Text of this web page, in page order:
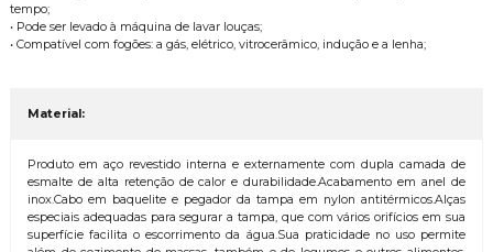
tempo;
• Pode ser levado à máquina de lavar louças;
• Compatível com fogões: a gás, elétrico, vitrocerâmico, indução e a lenha;
Material:
Produto em aço revestido interna e externamente com dupla camada de
esmalte de alta retenção de calor e durabilidade.Acabamento em anel de
inox.Cabo em baquelite e pegador da tampa em nylon antitérmicos.Alças
especiais adequadas para segurar a tampa, que com vários orifícios em sua
superfície facilita o escorrimento da água.Sua praticidade no uso permite